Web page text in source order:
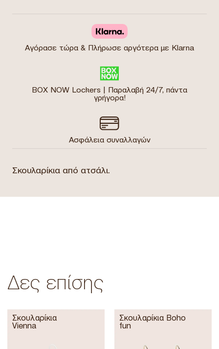
Αγόρασε τώρα & Πλήρωσε αργότερα με Klarna
BOX NOW Lockers | Παραλαβή 24/7, πάντα
γρήγορα!
Ασφάλεια συναλλαγών
Σκουλαρίκια από ατσάλι.
Δες επίσης
Σκουλαρίκια
Vienna
Σκουλαρίκια Boho
fun